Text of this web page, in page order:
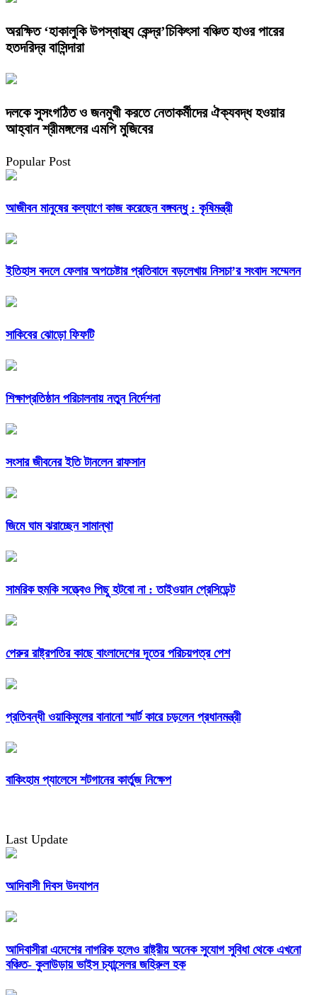
অরক্ষিত ‘হাকালুকি উপস্বাস্থ্য কেন্দ্র’চিকিৎসা বঞ্চিত হাওর পারের
হতদরিদ্র বাসিন্দারা
দলকে সুসংগঠিত ও জনমুখী করতে নেতাকর্মীদের ঐক্যবদ্ধ হওয়ার
আহ্বান শ্রীমঙ্গলের এমপি মুজিবের
Popular Post
আজীবন মানুষের কল্যাণে কাজ করেছেন বঙ্গবন্ধু : কৃষিমন্ত্রী
ইতিহাস বদলে ফেলার অপচেষ্টার প্রতিবাদে বড়লেখায় নিসচা’র সংবাদ সম্মেলন
সাকিবের ঝোড়ো ফিফটি
শিক্ষাপ্রতিষ্ঠান পরিচালনায় নতুন নির্দেশনা
সংসার জীবনের ইতি টানলেন রাফসান
জিমে ঘাম ঝরাচ্ছেন সামান্থা
সামরিক হুমকি সত্ত্বেও পিছু হটবো না : তাইওয়ান প্রেসিডেন্ট
পেরুর রাষ্ট্রপতির কাছে বাংলাদেশের দূতের পরিচয়পত্র পেশ
প্রতিবন্ধী ওয়াকিমুলের বানানো স্মার্ট কারে চড়লেন প্রধানমন্ত্রী
বাকিংহাম প্যালেসে শটগানের কার্তুজ নিক্ষেপ
Last Update
আদিবাসী দিবস উদযাপন
আদিবাসীরা এদেশের নাগরিক হলেও রাষ্ট্রীয় অনেক সুযোগ সুবিধা থেকে এখনো
বঞ্চিত- কুলাউড়ায় ভাইস চ্যান্সেলর জহিরুল হক